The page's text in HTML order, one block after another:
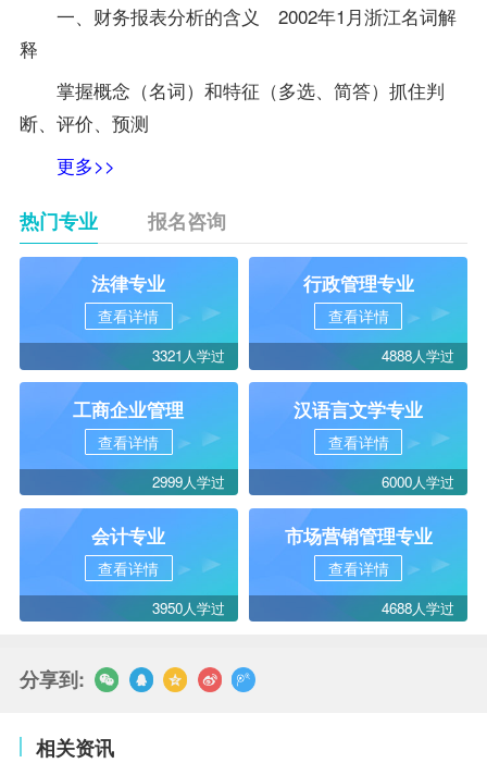
一、财务报表分析的含义 2002年1月浙江名词解
释
掌握概念（名词）和特征（多选、简答）抓住判
断、评价、预测
更多>>
热门专业 报名咨询
法律专业
查看详情
3321人学过
行政管理专业
查看详情
4888人学过
工商企业管理
查看详情
2999人学过
汉语言文学专业
查看详情
6000人学过
会计专业
查看详情
3950人学过
市场营销管理专业
查看详情
4688人学过
分享到:
相关资讯